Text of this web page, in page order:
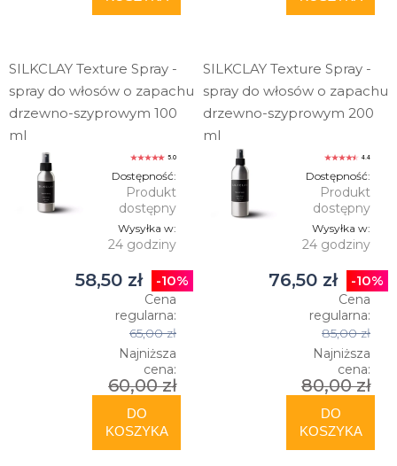
SILKCLAY Texture Spray -
spray do włosów o zapachu
drzewno-szyprowym 100
ml
5.0
Dostępność:
Produkt
dostępny
Wysyłka w:
24 godziny
58,50 zł -10%
Cena
regularna:
65,00 zł
Najniższa
cena:
60,00 zł
DO
KOSZYKA
SILKCLAY Texture Spray -
spray do włosów o zapachu
drzewno-szyprowym 200
ml
4.4
Dostępność:
Produkt
dostępny
Wysyłka w:
24 godziny
76,50 zł -10%
Cena
regularna:
85,00 zł
Najniższa
cena:
80,00 zł
DO
KOSZYKA